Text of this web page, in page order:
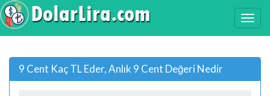
9 Cent Kaç TL Eder, Anlık 9 Cent Değeri Nedir